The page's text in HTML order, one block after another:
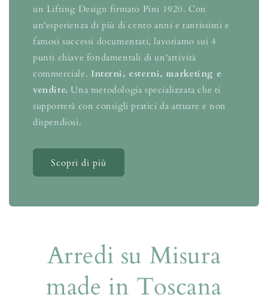
un Lifting Design firmato Pini 1920. Con
un'esperienza di più di cento anni e tantissimi e
famosi successi documentati, lavoriamo sui 4
punti chiave fondamentali di un'attività
commerciale. Interni, esterni, marketing e
vendite.Una metodologia specializzata che ti
supporterà con consigli pratici da attuare e non
dispendiosi.
Scopri di più
Arredi su Misura
made in Toscana